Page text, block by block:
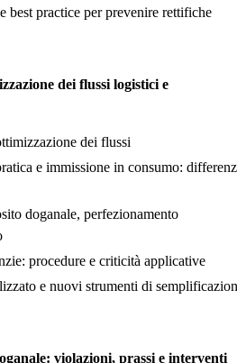
best practice per prevenire rettifiche
dei flussi logistici e
dei flussi
e immissione in consumo:
doganale, perfezionamento
procedure e criticità applicative
e nuovi strumenti di
violazioni, prassi e interventi